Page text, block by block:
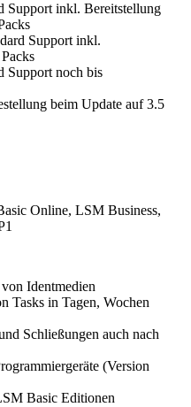
Support inkl. Bereitstellung
Support inkl.
Support noch bis
beim Update auf 3.5
Online, LSM Business,
Identmedien
Tasks in Tagen, Wochen
Schließungen auch nach
(Version
Basic Editionen